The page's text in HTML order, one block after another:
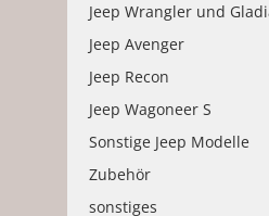
Jeep Wrangler und
Jeep Avenger
Jeep Recon
Jeep Wagoneer S
Sonstige Jeep Modelle
Zubehör
sonstiges